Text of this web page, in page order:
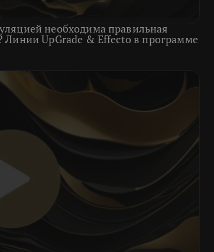
необходима правильная
Линии UpGrade & Effecto в программе